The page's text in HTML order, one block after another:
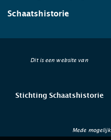
Schaatshistorie
Dit is een website van
Stichting Schaatshistorie
Mede